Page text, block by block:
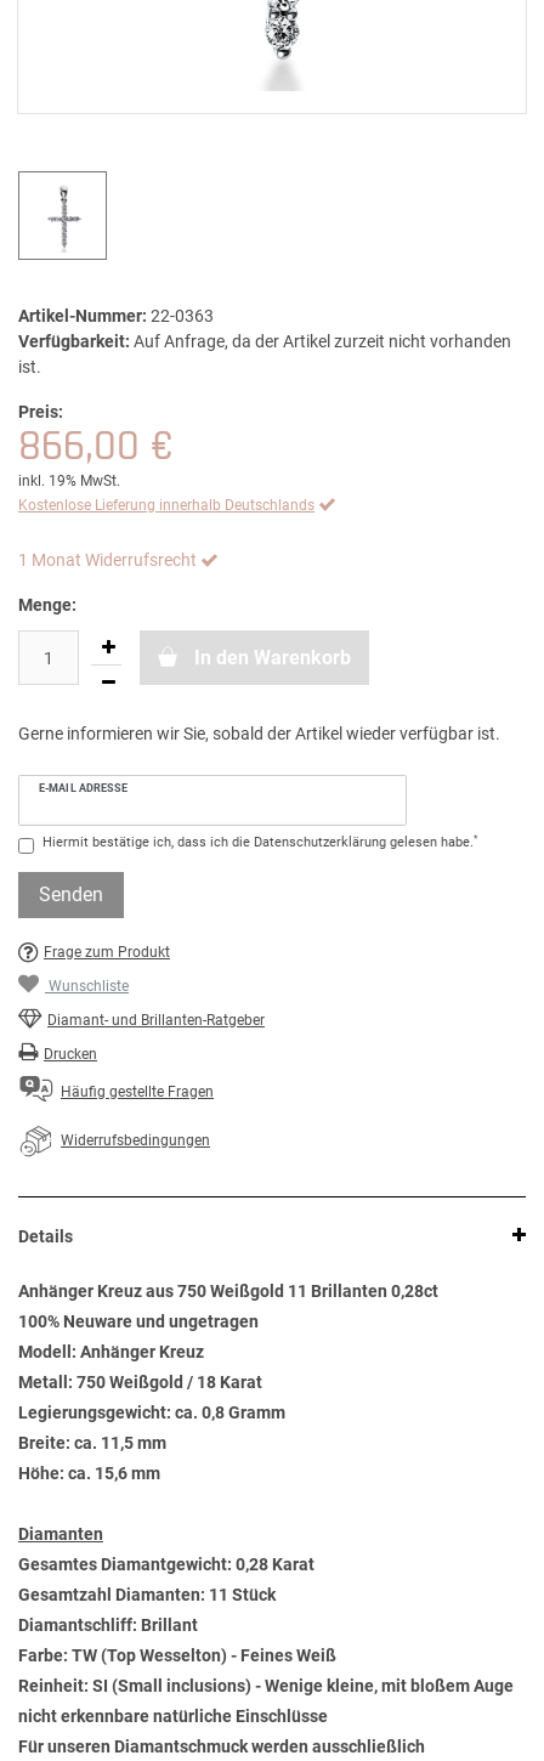
Artikel-Nummer: 22-0363
Verfügbarkeit: Auf Anfrage, da der Artikel zurzeit nicht vorhanden
ist.
Preis:
866,00 €
inkl. 19% MwSt.
Kostenlose Lieferung innerhalb Deutschlands
1 Monat Widerrufsrecht
Menge:
In den Warenkorb
Gerne informieren wir Sie, sobald der Artikel wieder verfügbar ist.
E-MAIL ADRESSE
Hiermit bestätige ich, dass ich die Daten­schutz­erklärung gelesen habe.*
Senden
Frage zum Produkt
Wunschliste
Diamant- und Brillanten-Ratgeber
Drucken
Häufig gestellte Fragen
Widerrufsbedingungen
Details
Anhänger Kreuz aus 750 Weißgold 11 Brillanten 0,28ct
100% Neuware und ungetragen
Modell: Anhänger Kreuz
Metall: 750 Weißgold / 18 Karat
Legierungsgewicht: ca. 0,8 Gramm
Breite: ca. 11,5 mm
Höhe: ca. 15,6 mm
Diamanten
Gesamtes Diamantgewicht: 0,28 Karat
Gesamtzahl Diamanten: 11 Stück
Diamantschliff: Brillant
Farbe: TW (Top Wesselton) - Feines Weiß
Reinheit: SI (Small inclusions) - Wenige kleine, mit bloßem Auge
nicht erkennbare natürliche Einschlüsse
Für unseren Diamantschmuck werden ausschließlich